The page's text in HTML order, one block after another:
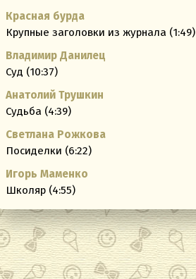
Красная бурда
Крупные заголовки из журнала (1:49)
Владимир Данилец
Суд (10:37)
Анатолий Трушкин
Судьба (4:39)
Светлана Рожкова
Посиделки (6:22)
Игорь Маменко
Школяр (4:55)